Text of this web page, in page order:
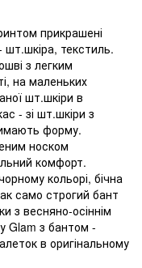
прикрашені
текстиль.
з легким
на маленьких
шт.шкіри в
- зі шт.шкіри з
форму.
носком
комфорт.
кольорі, бічна
само строгий бант
з весняно-осіннім
Glam з бантом -
в оригінальному